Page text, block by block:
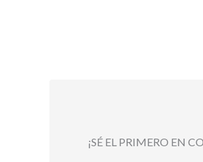
¡SÉ EL PRIMERO EN